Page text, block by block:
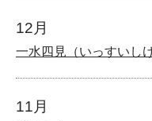
12月
一水四見（いっすいしけ
11月